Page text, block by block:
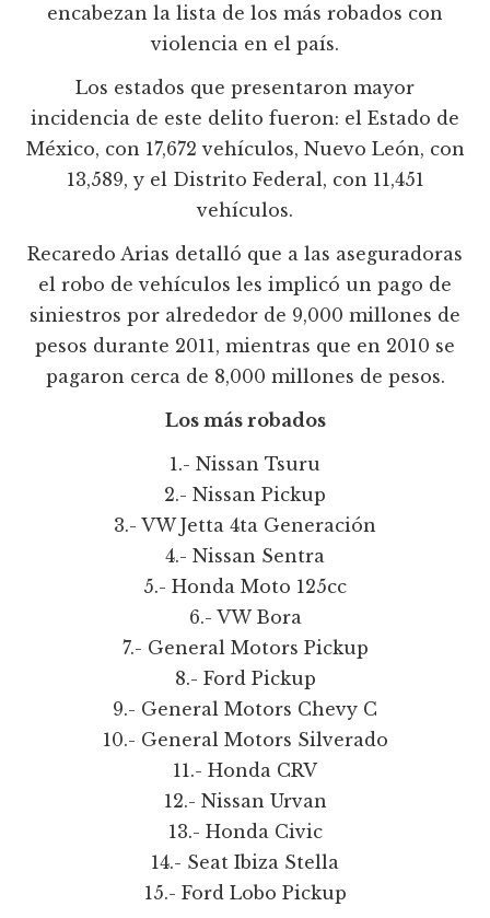
encabezan la lista de los más robados con
violencia en el país.
Los estados que presentaron mayor
incidencia de este delito fueron: el Estado de
México, con 17,672 vehículos, Nuevo León, con
13,589, y el Distrito Federal, con 11,451
vehículos.
Recaredo Arias detalló que a las aseguradoras
el robo de vehículos les implicó un pago de
siniestros por alrededor de 9,000 millones de
pesos durante 2011, mientras que en 2010 se
pagaron cerca de 8,000 millones de pesos.
Los más robados
1.- Nissan Tsuru
2.- Nissan Pickup
3.- VW Jetta 4ta Generación
4.- Nissan Sentra
5.- Honda Moto 125cc
6.- VW Bora
7.- General Motors Pickup
8.- Ford Pickup
9.- General Motors Chevy C
10.- General Motors Silverado
11.- Honda CRV
12.- Nissan Urvan
13.- Honda Civic
14.- Seat Ibiza Stella
15.- Ford Lobo Pickup